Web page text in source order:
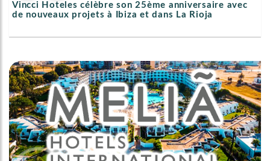
Vincci Hoteles célèbre son 25ème anniversaire avec
de nouveaux projets à Ibiza et dans La Rioja